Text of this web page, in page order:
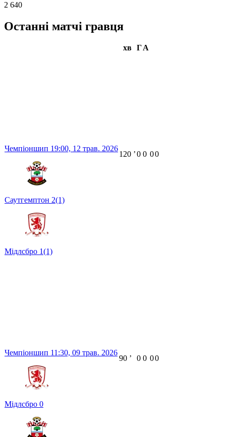
2 640
Останні матчі гравця
хв ГА
Чемпіоншип 19:00, 12 трав. 2026
Саутгемптон 2(1)
Мідлсбро 1(1)
120 ʼ0 0 00
Чемпіоншип 11:30, 09 трав. 2026
Мідлсбро 0
90 ʼ 0 0 00